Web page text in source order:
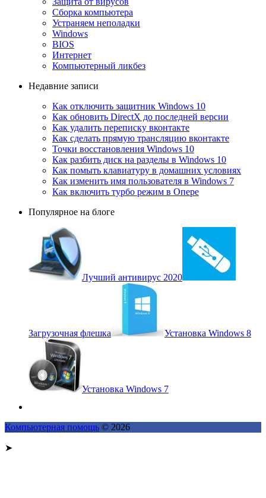
Сборка компьютера
Устраняем неполадки
Windows
BIOS
Интернет
Компьютерный ликбез
Недавние записи
Как отключить защитник Windows 10
Как обновить DirectX до последней версии
Как удалить переписку вконтакте
Как сделать прямую трансляцию вконтакте
Точки восстановления Windows 10
Как разбить диск на разделы в Windows 10
Как помыть клавиатуру в домашних условиях
Как изменить имя пользователя в Windows 7
Как включить турбо режим в Опере
Популярное на блоге
Лучший антивирус 2020
Загрузочная флешка Установка Windows 8
Установка Windows 7
Компьютерная помощь © 2026
➤